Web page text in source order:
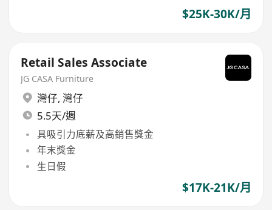
$25K-30K/月
Retail Sales Associate
JG CASA Furniture
灣仔, 灣仔
5.5天/週
具吸引力底薪及高銷售獎金
年末獎金
生日假
$17K-21K/月